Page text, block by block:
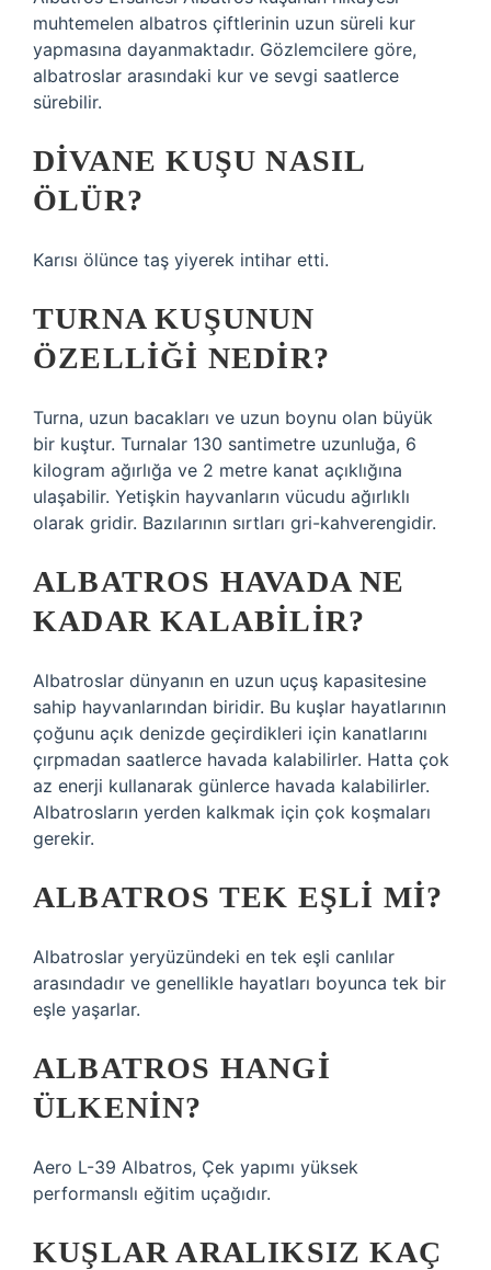
muhtemelen albatros çiftlerinin uzun süreli kur
yapmasına dayanmaktadır. Gözlemcilere göre,
albatroslar arasındaki kur ve sevgi saatlerce
sürebilir.
DIVANE KUŞU NASIL
ÖLÜR?
Karısı ölünce taş yiyerek intihar etti.
TURNA KUŞUNUN
ÖZELLIĞI NEDIR?
Turna, uzun bacakları ve uzun boynu olan büyük
bir kuştur. Turnalar 130 santimetre uzunluğa, 6
kilogram ağırlığa ve 2 metre kanat açıklığına
ulaşabilir. Yetişkin hayvanların vücudu ağırlıklı
olarak gridir. Bazılarının sırtları gri-kahverengidir.
ALBATROS HAVADA NE
KADAR KALABILIR?
Albatroslar dünyanın en uzun uçuş kapasitesine
sahip hayvanlarından biridir. Bu kuşlar hayatlarının
çoğunu açık denizde geçirdikleri için kanatlarını
çırpmadan saatlerce havada kalabilirler. Hatta çok
az enerji kullanarak günlerce havada kalabilirler.
Albatrosların yerden kalkmak için çok koşmaları
gerekir.
ALBATROS TEK EŞLI MI?
Albatroslar yeryüzündeki en tek eşli canlılar
arasındadır ve genellikle hayatları boyunca tek bir
eşle yaşarlar.
ALBATROS HANGI
ÜLKENIN?
Aero L-39 Albatros, Çek yapımı yüksek
performanslı eğitim uçağıdır.
KUŞLAR ARALIKSIZ KAÇ